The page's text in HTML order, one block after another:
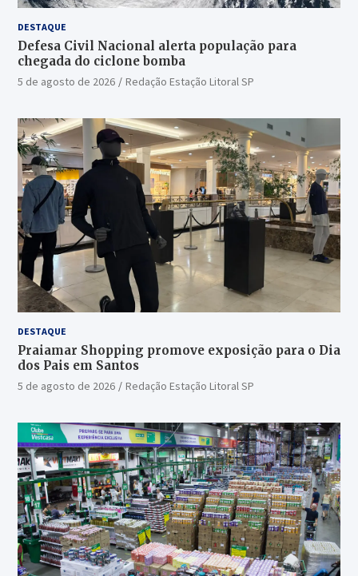
DESTAQUE
Defesa Civil Nacional alerta população para
chegada do ciclone bomba
5 de agosto de 2026 Redação Estação Litoral SP
DESTAQUE
Praiamar Shopping promove exposição para o Dia
dos Pais em Santos
5 de agosto de 2026 Redação Estação Litoral SP